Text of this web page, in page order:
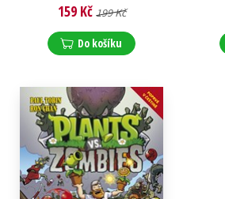
159 Kč 199 Kč
Do košíku